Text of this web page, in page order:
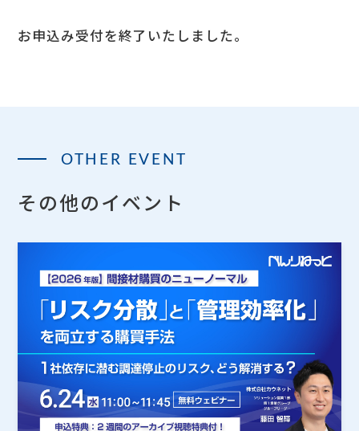
お申込み受付を終了いたしました。
OTHER EVENT
その他のイベント